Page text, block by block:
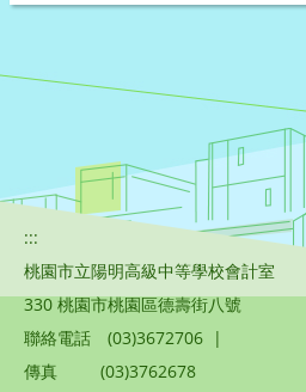
:::
桃園市立陽明高級中等學校會計室
330 桃園市桃園區德壽街八號
聯絡電話
(03)3672706 |
傳真
(03)3762678